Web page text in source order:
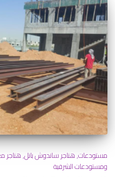
مستودعات هناجر ساندوش بانل هناجر
ومستودعات الشرقية